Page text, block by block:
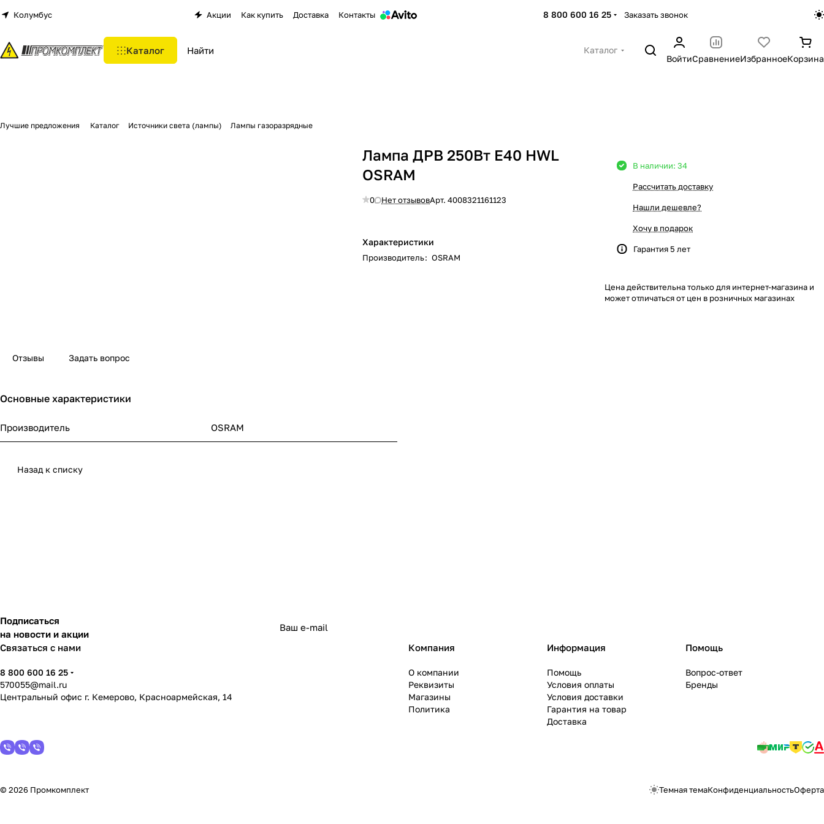
Колумбус Акции Как купить Доставка Контакты 8 800 600 16 25 Заказать звонок
Каталог
Каталог
ВойтиСравнениеИзбранноеКорзина
Лучшие предложения Каталог Источники света (лампы) Лампы газоразрядные
Лампа ДРВ 250Вт E40 HWL
ОSRАМ
0 Нет отзывовАрт.4008321161123
Характеристики
Производитель: OSRAM
В наличии: 34
Рассчитать доставку
Нашли дешевле?
Хочу в подарок
Гарантия 5 лет
Цена действительна только для интернет-магазина и
может отличаться от цен в розничных магазинах
Отзывы Задать вопрос
Основные характеристики
Производитель OSRAM
Назад к списку
Подписаться
на новости и акции
Связаться с нами
8 800 600 16 25
570055@mail.ru
Центральный офис г. Кемерово, Красноармейская, 14
Компания
О компании
Реквизиты
Магазины
Политика
Информация
Помощь
Условия оплаты
Условия доставки
Гарантия на товар
Доставка
Помощь
Вопрос-ответ
Бренды
© 2026 Промкомплект Темная темаКонфиденциальностьОферта